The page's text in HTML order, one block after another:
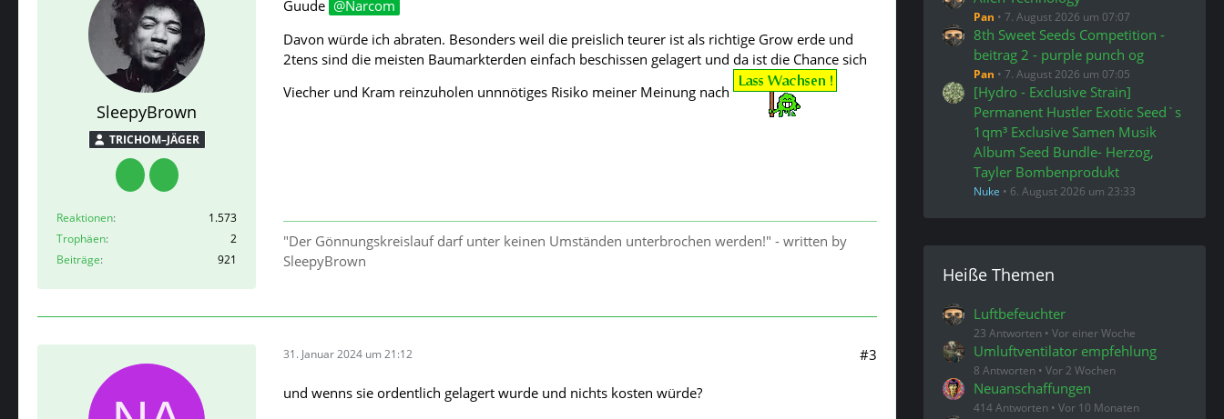
SleepyBrown
TRICHOM–JÄGER
Reaktionen
1.573
Trophäen
2
Beiträge
921
Guude
Narcom
Davon würde ich abraten. Besonders weil die preislich teurer ist als richtige Grow erde und
2tens sind die meisten Baumarkterden einfach beschissen gelagert und da ist die Chance sich
Viecher und Kram reinzuholen unnnötiges Risiko meiner Meinung nach
"Der Gönnungskreislauf darf unter keinen Umständen unterbrochen werden!" - written by
SleepyBrown
31. Januar 2024 um 21:12 #3
und wenns sie ordentlich gelagert wurde und nichts kosten würde?
Pan 7. August 2026 um 07:07
8th Sweet Seeds Competition -
beitrag 2 - purple punch og
Pan 7. August 2026 um 07:05
[Hydro - Exclusive Strain]
Permanent Hustler Exotic Seed`s
1qm³ Exclusive Samen Musik
Album Seed Bundle- Herzog,
Tayler Bombenprodukt
Nuke 6. August 2026 um 23:33
Heiße Themen
Luftbefeuchter
23 Antworten Vor einer Woche
Umluftventilator empfehlung
8 Antworten Vor 2 Wochen
Neuanschaffungen
414 Antworten Vor 10 Monaten